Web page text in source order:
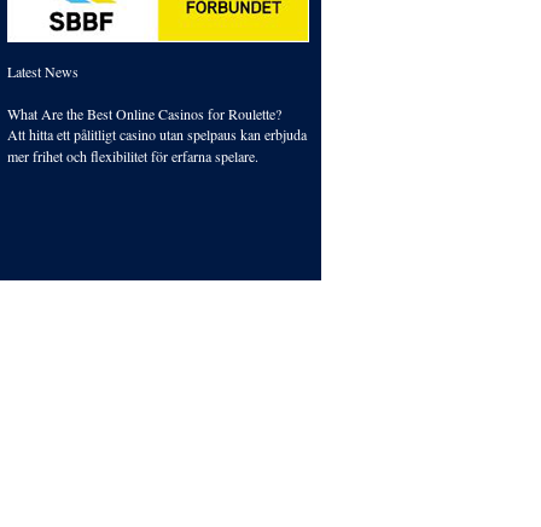
Latest News
What Are the Best Online Casinos for Roulette?
Att hitta ett pålitligtcasino utan spelpauskan erbjuda
mer frihet och flexibilitet för erfarna spelare.